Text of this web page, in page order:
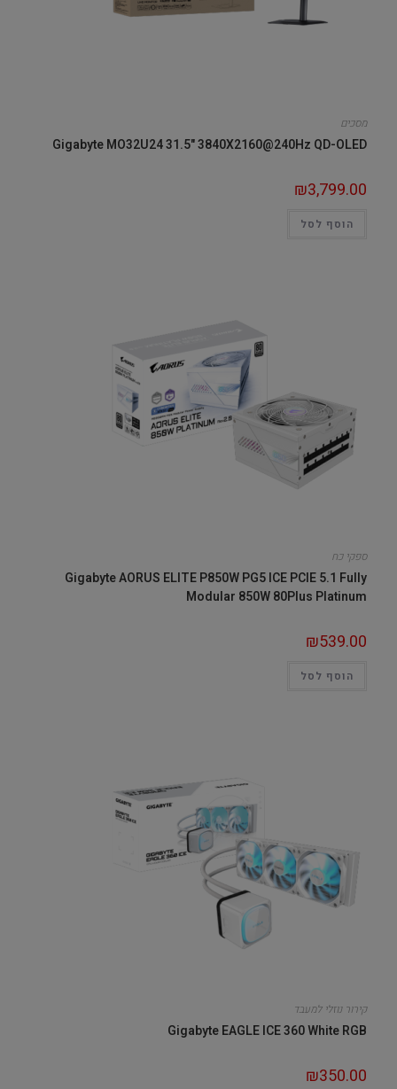
מסכים
Gigabyte MO32U24 31.5" 3840X2160@240Hz QD-OLED
₪3,799.00
הוסף לסל
ספקי כח
Gigabyte AORUS ELITE P850W PG5 ICE PCIE 5.1 Fully
Modular 850W 80Plus Platinum
₪539.00
הוסף לסל
קירור נוזלי למעבד
Gigabyte EAGLE ICE 360 White RGB
₪350.00